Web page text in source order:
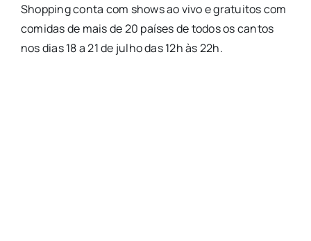
Shopping conta com shows ao vivo e gratuitos com
comidas de mais de 20 países de todos os cantos
nos dias 18 a 21 de julho das 12h às 22h.